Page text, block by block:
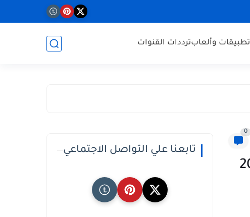
تطبيقات وألعابترددات القنوات
0
تابعنا علي التواصل الاجتماعي